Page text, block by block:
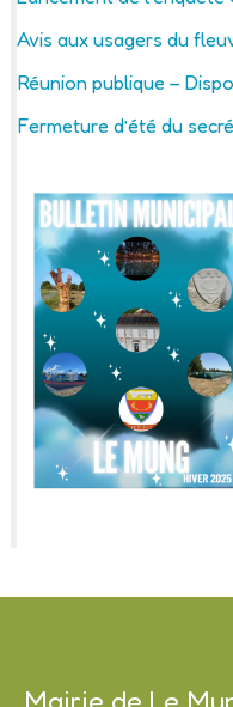
Avis aux usagers du
Réunion publique –
Fermeture d’été du
Mairie de Le